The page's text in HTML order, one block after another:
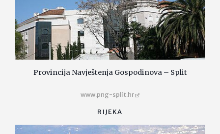
Provincija Navještenja Gospodinova – Split
www.png-split.hr
RIJEKA